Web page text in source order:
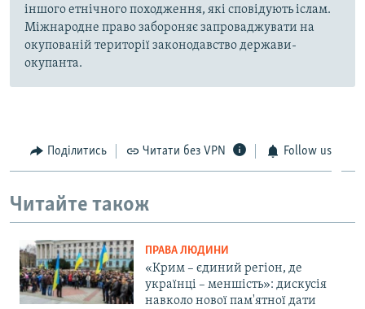
іншого етнічного походження, які сповідують іслам.
Міжнародне право забороняє запроваджувати на
окупованій території законодавство держави-
окупанта.
Поділитись Читати без VPN Follow us
Читайте також
ПРАВА ЛЮДИНИ
«Крим – єдиний регіон, де
українці – меншість»: дискусія
навколо нової пам'ятної дати